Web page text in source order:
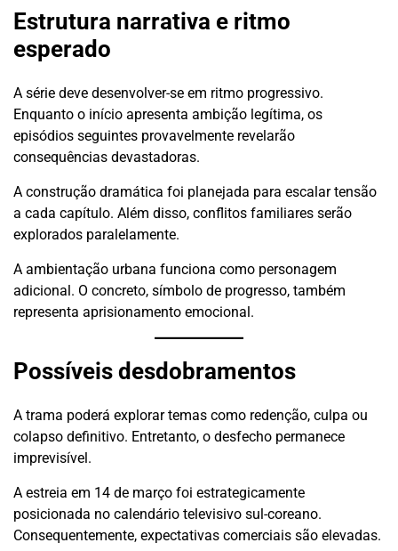
Estrutura narrativa e ritmo
esperado
A série deve desenvolver-se em ritmo progressivo.
Enquanto o início apresenta ambição legítima, os
episódios seguintes provavelmente revelarão
consequências devastadoras.
A construção dramática foi planejada para escalar tensão
a cada capítulo. Além disso, conflitos familiares serão
explorados paralelamente.
A ambientação urbana funciona como personagem
adicional. O concreto, símbolo de progresso, também
representa aprisionamento emocional.
Possíveis desdobramentos
A trama poderá explorar temas como redenção, culpa ou
colapso definitivo. Entretanto, o desfecho permanece
imprevisível.
A estreia em 14 de março foi estrategicamente
posicionada no calendário televisivo sul-coreano.
Consequentemente, expectativas comerciais são elevadas.